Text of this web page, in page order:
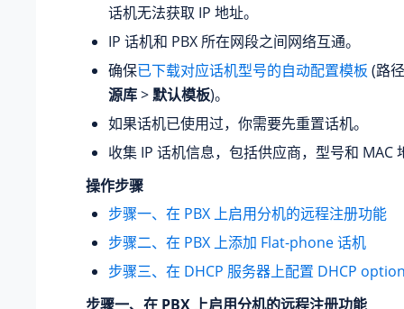
话机无法获取 IP 地址。
IP 话机和 PBX 所在网段之间网络互通。
确保已下载对应话机型号的自动配置模板 (路
源库> 默认模板)。
如果话机已使用过，你需要先重置话机。
收集 IP 话机信息，包括供应商，型号和 MAC
操作步骤
步骤一、在 PBX 上启用分机的远程注册功能
步骤二、在 PBX 上添加 Flat-phone 话机
步骤三、在 DHCP 服务器上配置 DHCP
步骤一、在 PBX 上启用分机的远程注册功能